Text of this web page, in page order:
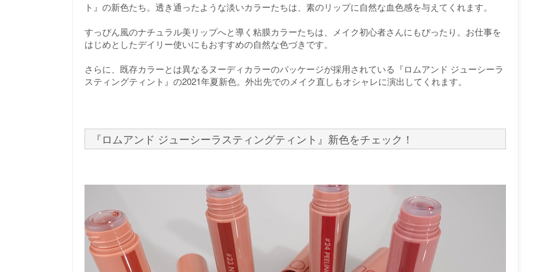
ト』の新色たち。透き通ったような淡いカラーたちは、素のリップに自然な血色感を与えてくれます。
すっぴん風のナチュラル美リップへと導く粘膜カラーたちは、メイク初心者さんにもぴったり。お仕事を
はじめとしたデイリー使いにもおすすめの自然な色づきです。
さらに、既存カラーとは異なるヌーディカラーのパッケージが採用されている『ロムアンド ジューシーラ
スティングティント』の2021年夏新色。外出先でのメイク直しもオシャレに演出してくれます。
『ロムアンド ジューシーラスティングティント』新色をチェック！